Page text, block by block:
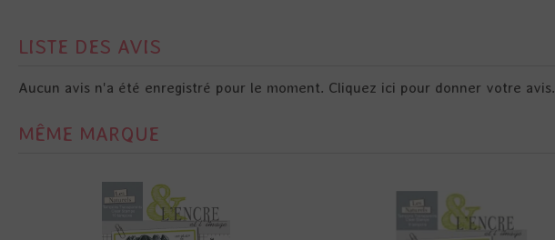
LISTE DES AVIS
Aucun avis n'a été enregistré pour le moment. Cliquez ici pour donner votre avis.
MÊME MARQUE